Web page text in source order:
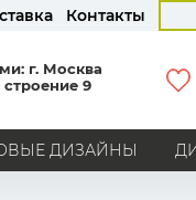
Контакты
г. Москва
строение 9
ДИЗАЙНЫ